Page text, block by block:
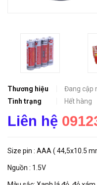
Thương hiệu
Đang cập
Tình trạng
Hết hàng
Liên hệ
Size pin : AAA ( 44,5x10.5
Nguồn : 1.5V